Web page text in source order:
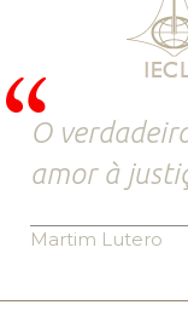
O
amor à
Martim Lutero